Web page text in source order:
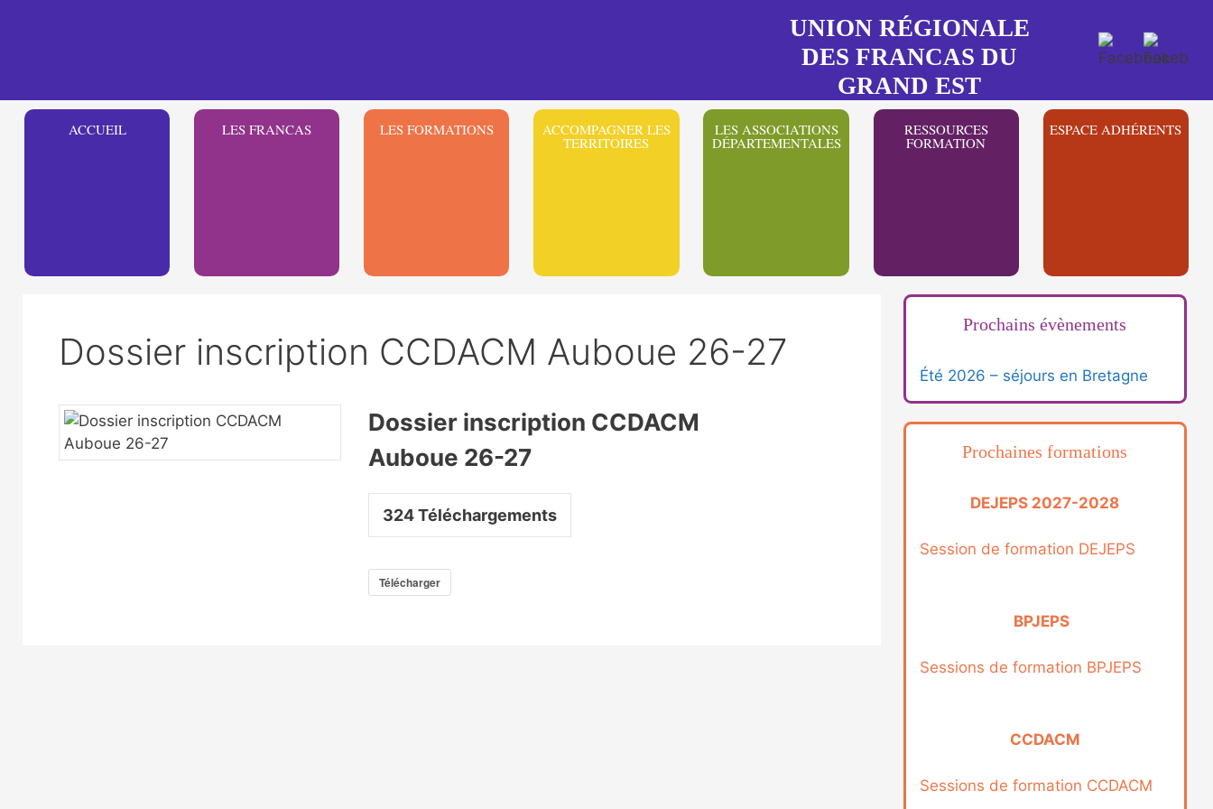
UNION RÉGIONALE
DES FRANCAS DU
GRAND EST
ACCUEIL LES FRANCAS LES FORMATIONS ACCOMPAGNER LES
TERRITOIRES
LES ASSOCIATIONS
DÉPARTEMENTALES
RESSOURCES
FORMATION
ESPACE ADHÉRENTS
Dossier inscription CCDACM Auboue 26-27
Dossier inscription CCDACM
Auboue 26-27
324Téléchargements
Télécharger
Prochains évènements
Été 2026 – séjours en Bretagne
Prochaines formations
DEJEPS 2027-2028
Session de formation DEJEPS
BPJEPS
Sessions de formation BPJEPS
CCDACM
Sessions de formation CCDACM